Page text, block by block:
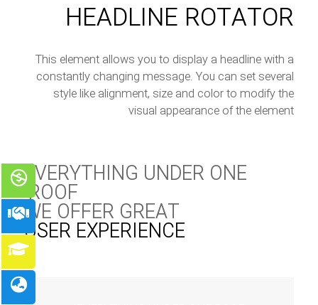
HEADLINE ROTATOR
This element allows you to display a headline with a
constantly changing message. You can set several
style like alignment, size and color to modify the
visual appearance of the element
EVERYTHING UNDER ONE
ROOF!
WE OFFER GREAT
USER EXPERIENCE